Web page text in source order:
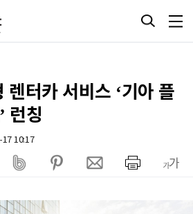
렌터카 서비스 ‘기아 플
런칭
17 10:17